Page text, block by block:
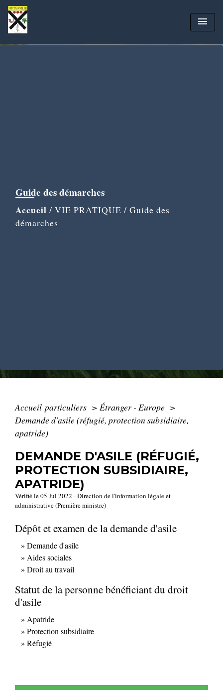
menu
Guide des démarches
Accueil / VIE PRATIQUE / Guide des
démarches
Accueil particuliers > Étranger - Europe >
Demande d'asile (réfugié, protection subsidiaire,
apatride)
DEMANDE D'ASILE (RÉFUGIÉ,
PROTECTION SUBSIDIAIRE,
APATRIDE)
Vérifié le 05 Jul 2022 - Direction de l'information légale et
administrative (Première ministre)
Dépôt et examen de la demande d'asile
Demande d'asile
Aides sociales
Droit au travail
Statut de la personne bénéficiant du droit
d'asile
Apatride
Protection subsidiaire
Réfugié